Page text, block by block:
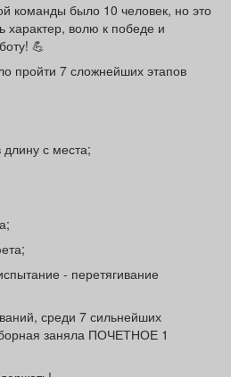
Погода
команды было 10 человек, но это
характер, волю к победе и
💪
пройти 7 сложнейших этапов
с места;
- перетягивание
среди 7 сильнейших
заняла ПОЧЕТНОЕ 1